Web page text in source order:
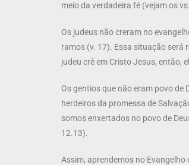
meio da verdadeira fé (vejam os
Os judeus não creram no
ramos (v. 17). Essa situação será
judeu crê em Cristo Jesus, então,
Os gentios que não eram povo de
herdeiros da promessa de
somos enxertados no povo de
12.13).
Assim, aprendemos no